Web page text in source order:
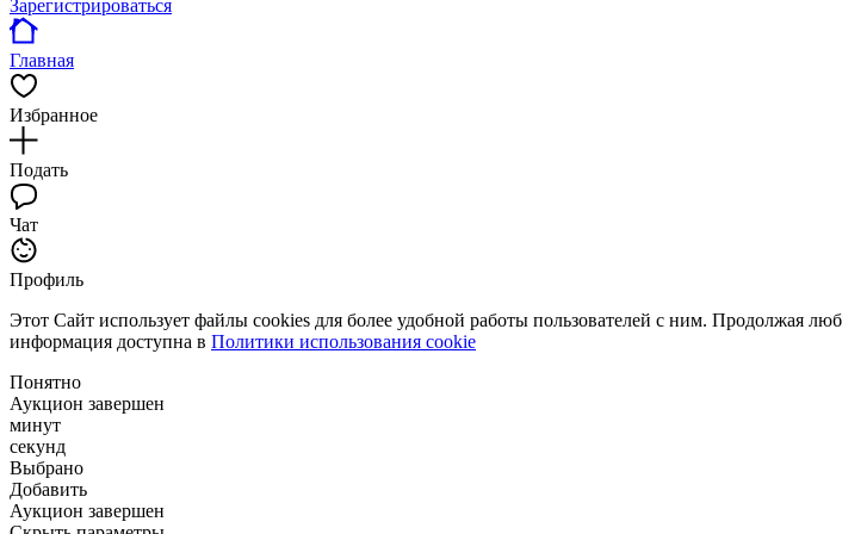
Зарегистрироваться
Главная
Избранное
Подать
Чат
Профиль
Этот Сайт использует файлы cookies для более удобной работы пользователей с ним. Продолжая
информация доступна в Политики использования cookie
Понятно
Аукцион завершен
минут
секунд
Выбрано
Добавить
Аукцион завершен